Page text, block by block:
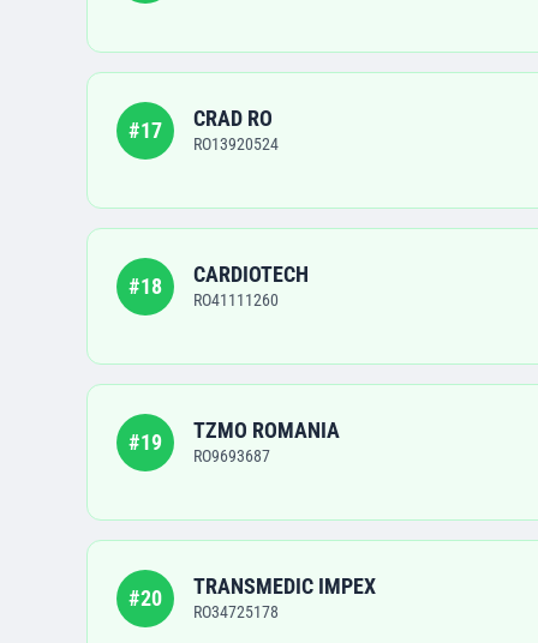
#17 CRAD RO
RO13920524
#18 CARDIOTECH
RO41111260
#19 TZMO ROMANIA
RO9693687
#20 TRANSMEDIC IMPEX
RO34725178